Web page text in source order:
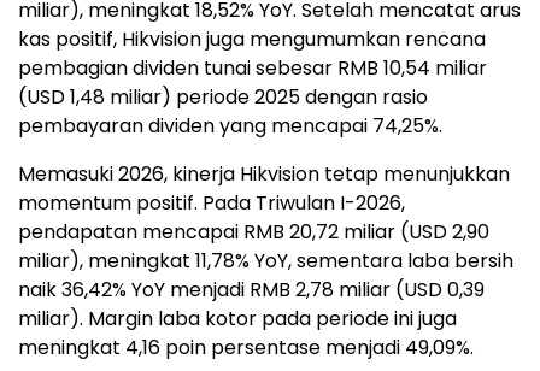
miliar), meningkat 18,52% YoY. Setelah mencatat arus
kas positif, Hikvision juga mengumumkan rencana
pembagian dividen tunai sebesar RMB 10,54 miliar
(USD 1,48 miliar) periode 2025 dengan rasio
pembayaran dividen yang mencapai 74,25%.
Memasuki 2026, kinerja Hikvision tetap menunjukkan
momentum positif. Pada Triwulan I-2026,
pendapatan mencapai RMB 20,72 miliar (USD 2,90
miliar), meningkat 11,78% YoY, sementara laba bersih
naik 36,42% YoY menjadi RMB 2,78 miliar (USD 0,39
miliar). Margin laba kotor pada periode ini juga
meningkat 4,16 poin persentase menjadi 49,09%.